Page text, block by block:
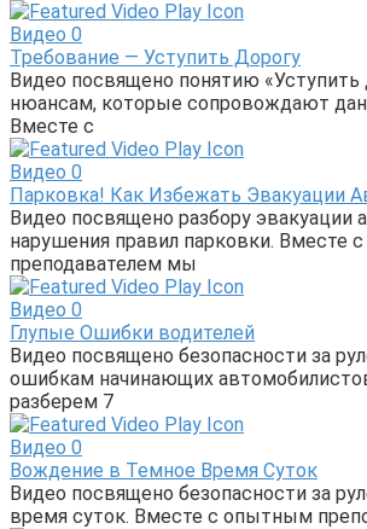
Видео 0
Требование — Уступить Дорогу
Видео посвящено понятию «Уступить
нюансам, которые сопровождают
Вместе с
Видео 0
Парковка! Как Избежать Эвакуации
Видео посвящено разбору эвакуации
нарушения правил парковки. Вместе
преподавателем мы
Видео 0
Глупые Ошибки водителей
Видео посвящено безопасности за
ошибкам начинающих
разберем 7
Видео 0
Вождение в Темное Время Суток
Видео посвящено безопасности за
время суток. Вместе с опытным